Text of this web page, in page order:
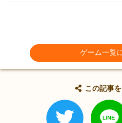
ゲーム一覧
この記事